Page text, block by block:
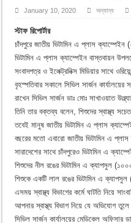
January 10, 2020 অন্যান্য
স্টাফ রিপোর্টার
চাঁদপুরে জাতীয় ভিটামিন এ প্লাস
ভিটামিন এ প্লাস ক্যাম্পেইন বাস্তবায়ন
সংবাদপত্র ও ইলেক্ট্রনিক্স মিডিয়ার সাথে
বৃহস্পতিবার সকালে সিভিল সার্জন
রাখেন সিভিল সার্জন ডাঃ মোঃ সাখাওয়াত
তিনি তার বক্তব্য বলেন, শিশুদের স্বাস্থ্য
তবেই মানুষ জাতীয় ভিটামিন এ প্লাস
বছরের মতো এবারো জাতীয় ভিটামিন এ
সারাদেশের সাথে চাঁদপুরেও ভিটামিন এ
শিশুদের নীল রঙের ভিটামিন এ ক্যাপসুল
শিশুকে একটি লাল রঙের ভিটামিন এ
এসময় স্বাস্থ্য বিভাগের কর্মে ঘাটতি নিয়ে
আপনার স্বাস্থ্য বিভাগ নিয়ে যে অভিযোগ
সিভিল সার্জন কার্যালয়ের মেডিকেল অফিসার